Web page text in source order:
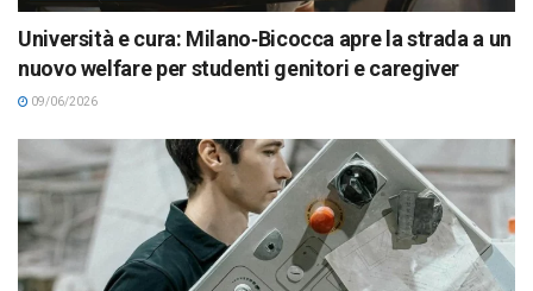
Università e cura: Milano‑Bicocca apre la strada a un
nuovo welfare per studenti genitori e caregiver
09/06/2026